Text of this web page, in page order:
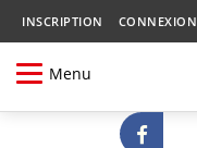
INSCRIPTION CONNEXION
Menu